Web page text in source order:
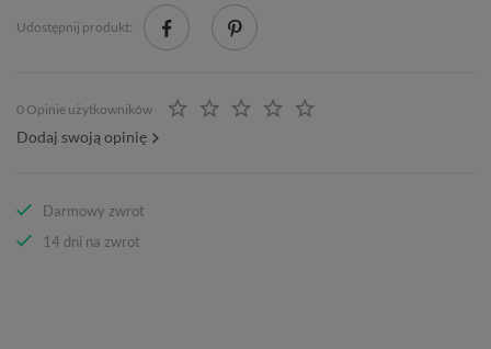
Udostępnij produkt:
0 Opinie użytkowników
Dodaj swoją opinię
Darmowy zwrot
14 dni na zwrot